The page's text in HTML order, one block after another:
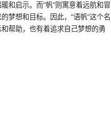
和启示。而“帆”则寓意着远航和冒
梦想和目标。因此，“语帆”这个名
帮助，也有着追求自己梦想的勇